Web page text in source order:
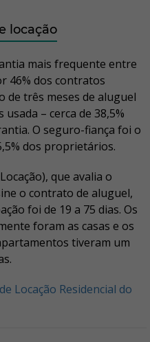
locação
mais frequente entre
46% dos contratos
de três meses de aluguel
– cerca de 38,5%
O seguro-fiança foi o
dos proprietários.
que avalia o
o contrato de aluguel,
foi de 19 a 75 dias. Os
foram as casas e os
tiveram um
Locação Residencial do